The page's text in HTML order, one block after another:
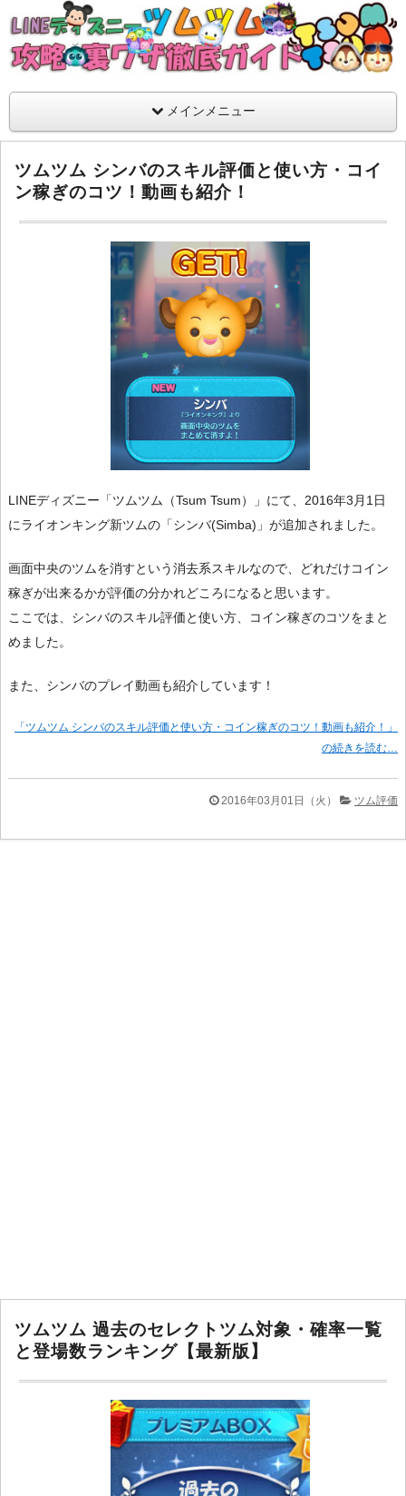
LINEディズニー ツムツム攻略・裏ワザ徹底
支持率No1！痒いところに手が届くツムツム攻略サイト！新ツ
ラ評価も丁寧に解説！ツムツムを120％楽しめるサイトを目指し
メインメニュー
ツムツム シンバのスキル評価と使い方・コイ
ン稼ぎのコツ！動画も紹介！
LINEディズニー「ツムツム（Tsum Tsum）」にて、2016年3月1日
にライオンキング新ツムの「シンバ(Simba)」が追加されました。
画面中央のツムを消すという消去系スキルなので、どれだけコイン
稼ぎが出来るかが評価の分かれどころになると思います。
ここでは、シンバのスキル評価と使い方、コイン稼ぎのコツをまと
めました。
また、シンバのプレイ動画も紹介しています！
「ツムツム シンバのスキル評価と使い方・コイン稼ぎのコツ！動画も紹介！」
の続きを読む…
2016年03月01日（火） ツム評価
ツムツム 過去のセレクトツム対象・確率一覧
と登場数ランキング【最新版】